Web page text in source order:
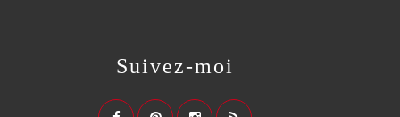
Suivez-moi